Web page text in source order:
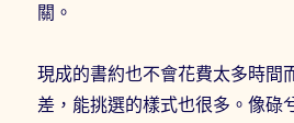
關。
現成的書約也不會花費太多時間
差，能挑選的樣式也很多。像碌